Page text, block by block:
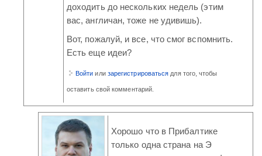
доходить до нескольких недель (этим
вас, англичан, тоже не удивишь).
Вот, пожалуй, и все, что смог вспомнить.
Есть еще идеи?
Войти или зарегистрироваться для того, чтобы
оставить свой комментарий.
Хорошо что в Прибалтике
только одна страна на Э